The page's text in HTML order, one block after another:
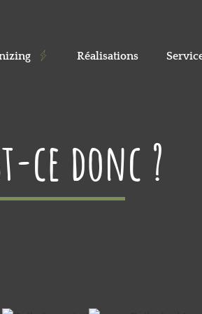
Réalisations
ce donc ?